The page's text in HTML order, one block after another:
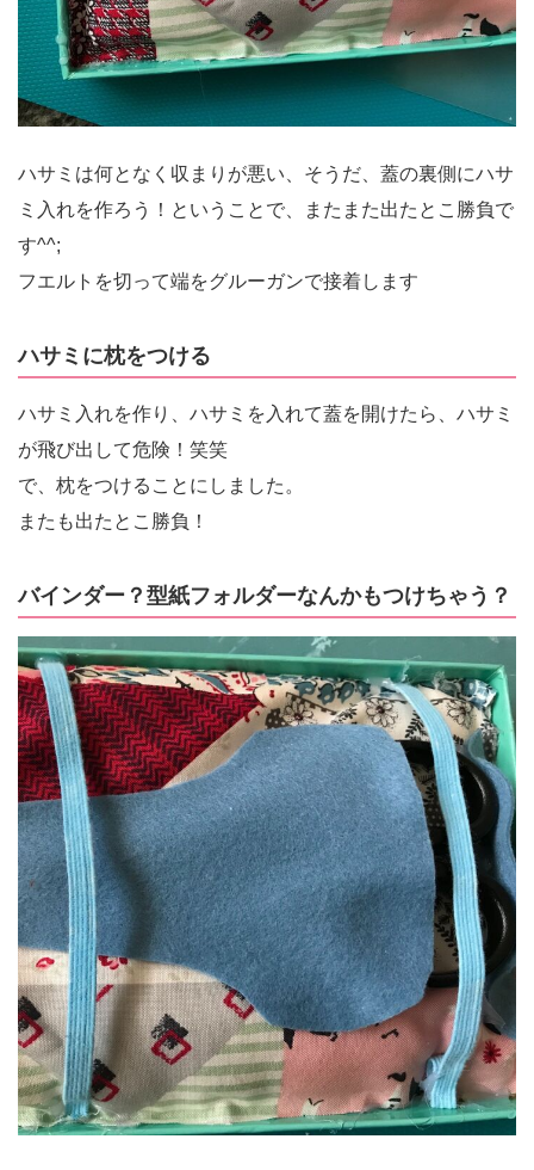
ハサミは何となく収まりが悪い、そうだ、蓋の裏側にハサ
ミ入れを作ろう！ということで、またまた出たとこ勝負で
す^^;
フエルトを切って端をグルーガンで接着します
ハサミに枕をつける
ハサミ入れを作り、ハサミを入れて蓋を開けたら、ハサミ
が飛び出して危険！笑笑
で、枕をつけることにしました。
またも出たとこ勝負！
バインダー？型紙フォルダーなんかもつけちゃう？